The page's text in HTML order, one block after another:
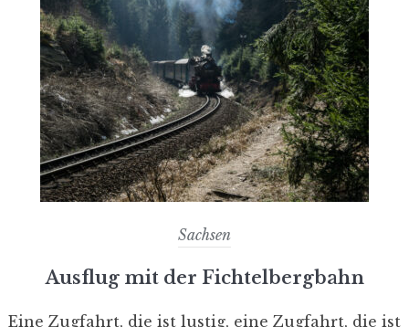
Sachsen
Ausflug mit der Fichtelbergbahn
Eine Zugfahrt, die ist lustig, eine Zugfahrt, die ist